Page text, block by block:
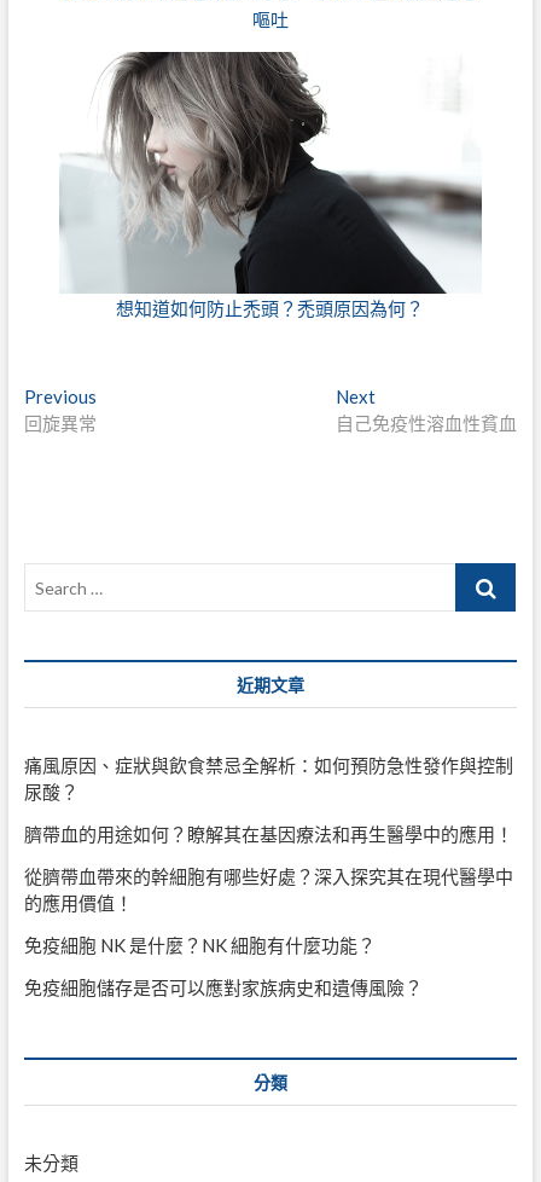
嘔吐
想知道如何防止禿頭？禿頭原因為何？
文
章
PreviousPrevious
post:
回旋異常
NextNext
post:
自己免疫性溶血性貧血
Search
近期文章
痛風原因、症狀與飲食禁忌全解析：如何預防急性發作與控制
尿酸？
臍帶血的用途如何？瞭解其在基因療法和再生醫學中的應用！
從臍帶血帶來的幹細胞有哪些好處？深入探究其在現代醫學中
的應用價值！
免疫細胞 NK 是什麼？NK 細胞有什麼功能？
免疫細胞儲存是否可以應對家族病史和遺傳風險？
分類
未分類